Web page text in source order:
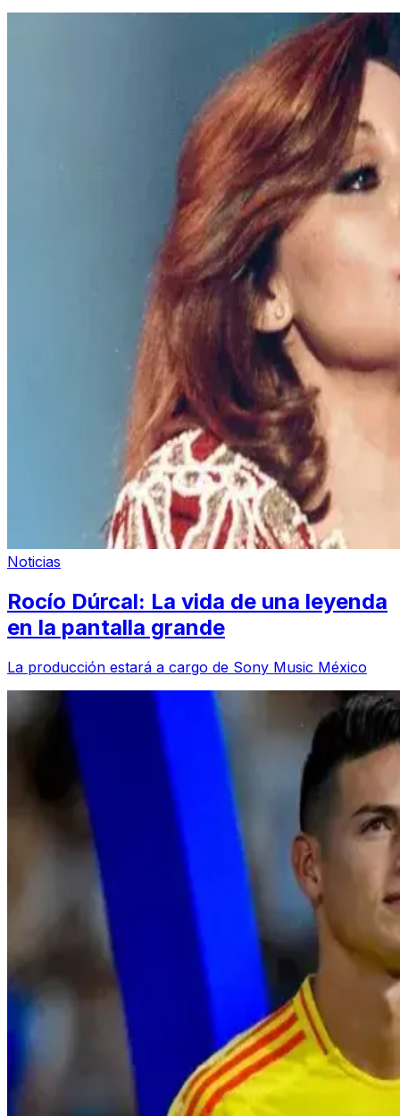
Noticias
Rocío Dúrcal: La vida de una leyenda
en la pantalla grande
La producción estará a cargo de Sony Music México